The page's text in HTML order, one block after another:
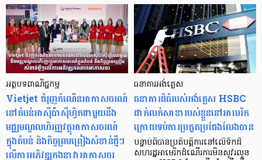
អត្ថបទពាណិជ្ជកម្ម
Vietjet ជំរុញកំណើនអាកាសចរណ៍
នៅតំបន់អាស៊ីប៉ាស៊ីហ្វិកជាមួយនឹង
មជ្ឈមណ្ឌលហិរញ្ញវត្ថុអាកាសចរណ៍
ក្នុងតំបន់ និងកិច្ចព្រមព្រៀងសំខាន់ថ្មីៗ
លើការអភិវឌ្ឍកងនាវាអាកាសចរ
ធនាគារអង់គ្លេស​
ធនាគារដ៏ធំរបស់អង់គ្លេស HSBC
ដាក់លក់សាខារបស់ខ្លួននៅអាមេរិក
ក្រោយទប់ការប្រកួតប្រជែងលែងបាន
បន្ទាប់ពីបានប្រតិបត្តិការនៅលើទឹកដី
សហរដ្ឋអាមេរិកដំណើរការមិនសូវរលូន